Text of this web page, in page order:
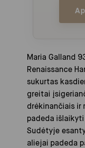
Maria Galland
Renaissance
sukurtas
greitai
drėkinančiais ir
padeda
Sudėtyje
aliejai padeda